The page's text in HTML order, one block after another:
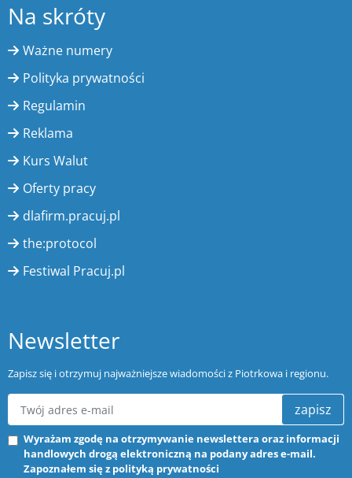
Na skróty
Ważne numery
Polityka prywatności
Regulamin
Reklama
Kurs Walut
Oferty pracy
dlafirm.pracuj.pl
the:protocol
Festiwal Pracuj.pl
Newsletter
Zapisz się i otrzymuj najważniejsze wiadomości z Piotrkowa i regionu.
zapisz
Wyrażam zgodę na otrzymywanie newslettera oraz informacji
handlowych drogą elektroniczną na podany adres e-mail.
Zapoznałem się z polityką prywatności